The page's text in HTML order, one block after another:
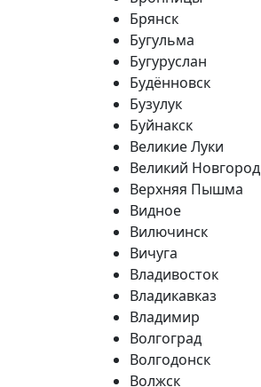
Брянск
Бугульма
Бугуруслан
Будённовск
Бузулук
Буйнакск
Великие Луки
Великий Новгород
Верхняя Пышма
Видное
Вилючинск
Вичуга
Владивосток
Владикавказ
Владимир
Волгоград
Волгодонск
Волжск